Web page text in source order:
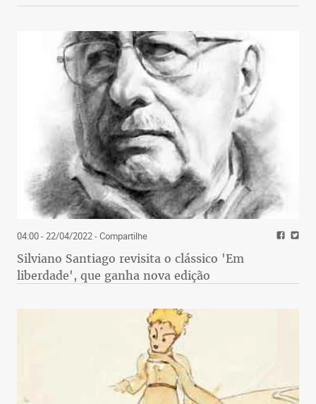
04:00 - 22/04/2022- Compartilhe
Silviano Santiago revisita o clássico 'Em
liberdade', que ganha nova edição